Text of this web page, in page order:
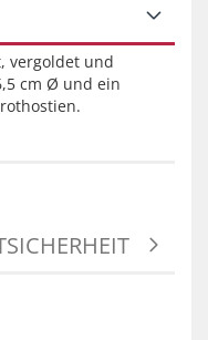
vergoldet und
cm Ø und ein